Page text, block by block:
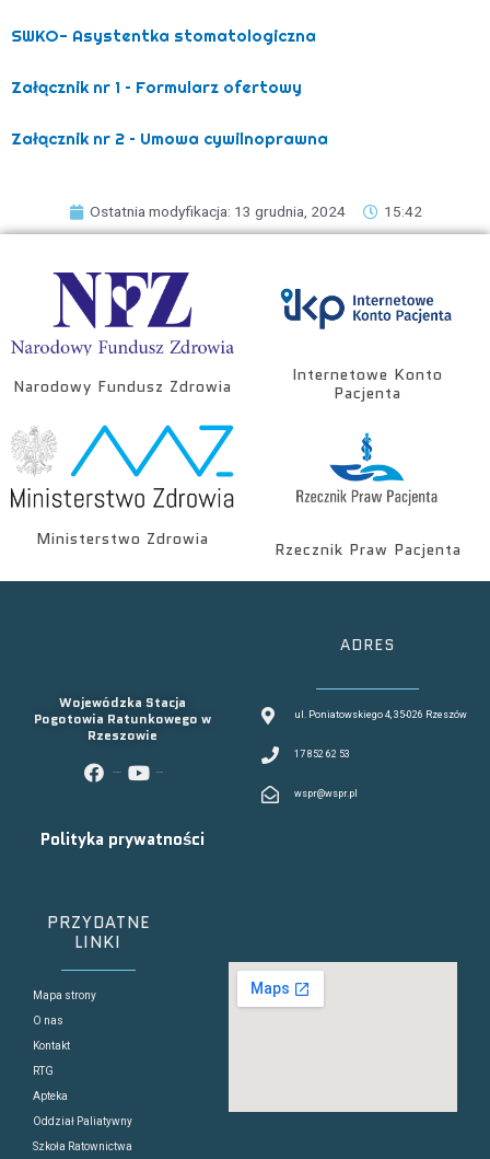
SWKO- Asystentka stomatologiczna
Załącznik nr 1 – Formularz ofertowy
Załącznik nr 2 – Umowa cywilnoprawna
Ostatnia modyfikacja: 13 grudnia, 2024 15:42
Narodowy Fundusz Zdrowia
Internetowe Konto
Pacjenta
Ministerstwo Zdrowia
Rzecznik Praw Pacjenta
Wojewódzka Stacja
Pogotowia Ratunkowego w
Rzeszowie
Polityka prywatności
ADRES
ul. Poniatowskiego 4, 35-026 Rzeszów
17 852 62 53
wspr@wspr.pl
PRZYDATNE
LINKI
Mapa strony
O nas
Kontakt
RTG
Apteka
Oddział Paliatywny
Szkoła Ratownictwa